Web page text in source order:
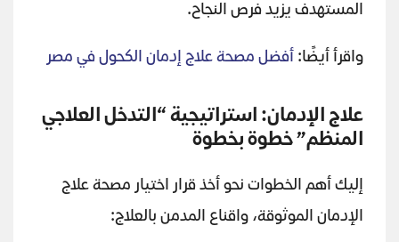
المستهدف يزيد فرص النجاح.
واقرأ أيضًا: أفضل مصحة علاج إدمان الكحول في مصر
علاج الإدمان: استراتيجية “التدخل العلاجي
المنظم” خطوة بخطوة
إليك أهم الخطوات نحو أخذ قرار اختيار مصحة علاج
الإدمان الموثوقة، واقناع المدمن بالعلاج: